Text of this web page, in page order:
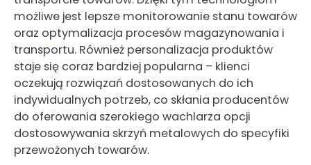
możliwe jest lepsze monitorowanie stanu towarów
oraz optymalizacja procesów magazynowania i
transportu. Również personalizacja produktów
staje się coraz bardziej popularna – klienci
oczekują rozwiązań dostosowanych do ich
indywidualnych potrzeb, co skłania producentów
do oferowania szerokiego wachlarza opcji
dostosowywania skrzyń metalowych do specyfiki
przewożonych towarów.